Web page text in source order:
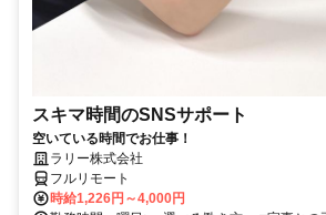
スキマ時間のSNSサポート
空いている時間でお仕事！
ラリー株式会社
フルリモート
時給1,226円～4,000円